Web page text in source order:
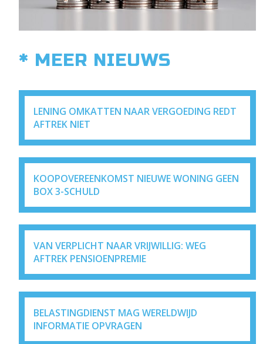
* MEER NIEUWS
LENING OMKATTEN NAAR VERGOEDING REDT
AFTREK NIET
KOOPOVEREENKOMST NIEUWE WONING GEEN
BOX 3-SCHULD
VAN VERPLICHT NAAR VRIJWILLIG: WEG
AFTREK PENSIOENPREMIE
BELASTINGDIENST MAG WERELDWIJD
INFORMATIE OPVRAGEN